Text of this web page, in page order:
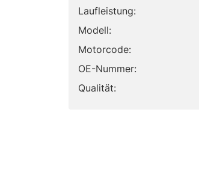
Laufleistung:
Modell:
Motorcode:
OE-Nummer:
Qualität: